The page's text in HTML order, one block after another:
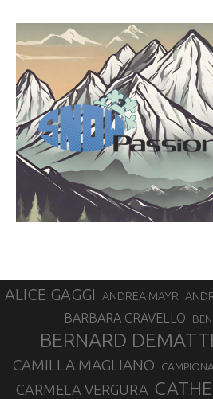
ALICE GAGGI ANDREA MAYR
BARBARA CRAVELLO
BERNARD
CAMILLA MAGLIANO
CARMELA VERGURA